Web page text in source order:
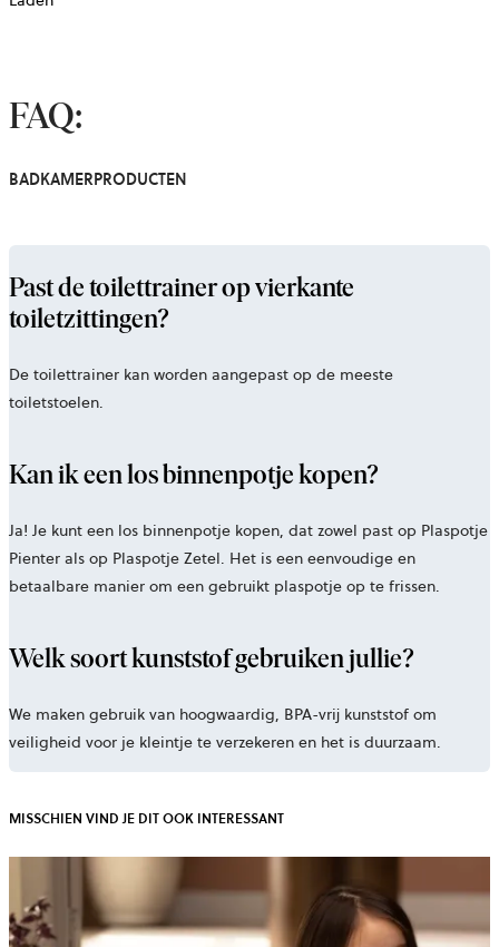
FAQ:
BADKAMERPRODUCTEN
Past de toilettrainer op vierkante
toiletzittingen?
De toilettrainer kan worden aangepast op de meeste
toiletstoelen.
Kan ik een los binnenpotje kopen?
Ja! Je kunt een los binnenpotje kopen, dat zowel past op Plaspotje
Pienter als op Plaspotje Zetel. Het is een eenvoudige en
betaalbare manier om een gebruikt plaspotje op te frissen.
Welk soort kunststof gebruiken jullie?
We maken gebruik van hoogwaardig, BPA-vrij kunststof om
veiligheid voor je kleintje te verzekeren en het is duurzaam.
MISSCHIEN VIND JE DIT OOK INTERESSANT